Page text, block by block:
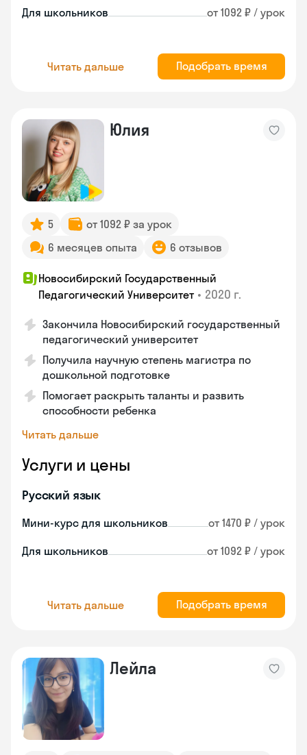
Для школьников от 1092 ₽ / урок
Читать дальше Подобрать время
Юлия
5
от 1092 ₽ за урок
6 месяцев опыта
6 отзывов
Новосибирский Государственный
Педагогический Университет • 2020 г.
Закончила Новосибирский государственный
педагогический университет
Получила научную степень магистра по
дошкольной подготовке
Помогает раскрыть таланты и развить
способности ребенка
Читать дальше
Услуги и цены
Русский язык
Мини-курс для школьников от 1470 ₽ / урок
Для школьников от 1092 ₽ / урок
Читать дальше Подобрать время
Лейла